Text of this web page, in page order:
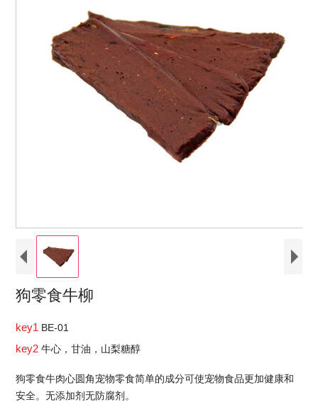
狗零食牛柳
key1 BE-01
key2牛心，甘油，山梨糖醇
狗零食牛肉心圆角宠物零食简单的成分可使宠物食品更加健康和
安全。无添加剂无防腐剂。